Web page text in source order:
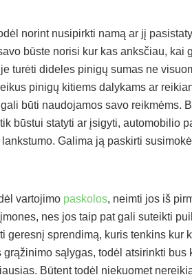
norint nusipirkti namą ar jį
būste norisi kur kas anksčiau, kai
turėti dideles pinigų sumas ne
pinigų kitiems dalykams ar
būti naudojamos savo reikmėms.
būstui statyti ar įsigyti, automobilio
Galima ją paskirti
vartojimo paskolos, neimti jos iš
nes jos taip pat gali suteikti
geresnį sprendimą, kuris tenkins kur
sąlygas, todėl atsirinkti
Būtent todėl niekuomet